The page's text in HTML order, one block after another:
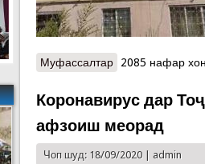
Муфассалтар о Имдодгарони
2085 нафар
Коронавирус дар
афзоиш меорад
Чоп шуд: 18/09/2020 | admin